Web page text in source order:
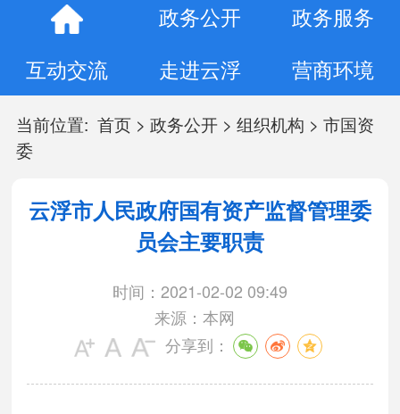
政务公开
政务服务
互动交流
走进云浮 营商环境
当前位置: 首页> 政务公开> 组织机构 > 市国资
委
云浮市人民政府国有资产监督管理委
员会主要职责
时间：2021-02-02 09:49
来源：本网
分享到：